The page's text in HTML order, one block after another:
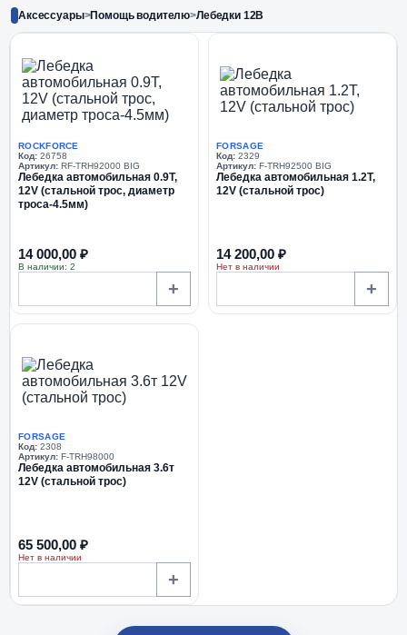
Аксессуары>Помощь водителю>Лебедки 12В
ROCKFORCE
Код: 26758
Артикул: RF-TRH92000 BIG
Лебедка автомобильная 0.9Т,
12V (стальной трос, диаметр
троса-4.5мм)
14 000,00 ₽
В наличии: 2
+
FORSAGE
Код: 2329
Артикул: F-TRH92500 BIG
Лебедка автомобильная 1.2Т,
12V (стальной трос)
14 200,00 ₽
Нет в наличии
+
FORSAGE
Код: 2308
Артикул: F-TRH98000
Лебедка автомобильная 3.6т
12V (стальной трос)
65 500,00 ₽
Нет в наличии
+